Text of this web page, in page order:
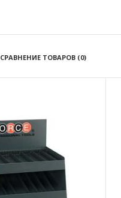
СРАВНЕНИЕ ТОВАРОВ (0)